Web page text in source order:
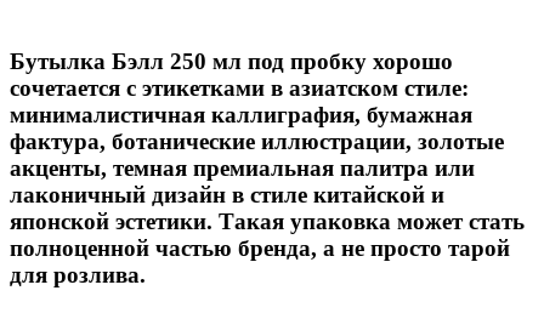
Бутылка Бэлл 250 мл под пробку хорошо
сочетается с этикетками в азиатском стиле:
минималистичная каллиграфия, бумажная
фактура, ботанические иллюстрации, золотые
акценты, темная премиальная палитра или
лаконичный дизайн в стиле китайской и
японской эстетики. Такая упаковка может стать
полноценной частью бренда, а не просто тарой
для розлива.